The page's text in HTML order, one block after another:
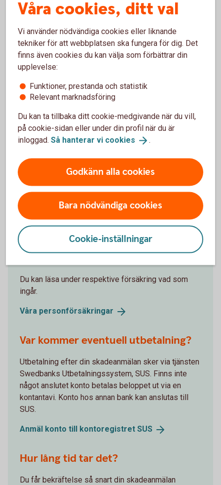
Frågor och svar om skador och
skadeanmälan
Vilken försäkring har jag?
Du hittar informationen i ditt försäkringsbesked eller
internetbanken.
Hur vet jag om försäkringen täcker
min skada?
Du kan läsa under respektive försäkring vad som
ingår.
Våra personförsäkringar
Var kommer eventuell utbetalning?
Utbetalning efter din skadeanmälan sker via tjänsten
Swedbanks Utbetalningssystem, SUS. Finns inte
något anslutet konto betalas beloppet ut via en
kontantavi. Konto hos annan bank kan anslutas till
SUS.
Anmäl konto till kontoregistret SUS
Hur lång tid tar det?
Du får bekräftelse så snart din skadeanmälan
Frågor?
Våra cookies, ditt val
Vi använder nödvändiga cookies eller liknande
tekniker för att webbplatsen ska fungera för dig. Det
finns även cookies du kan välja som förbättrar din
upplevelse:
Funktioner, prestanda och statistik
Relevant marknadsföring
Du kan ta tillbaka ditt cookie-medgivande när du vill,
på cookie-sidan eller under din profil när du är
inloggad. Så hanterar vi cookies .
Godkänn alla cookies
Bara nödvändiga cookies
Cookie-inställningar